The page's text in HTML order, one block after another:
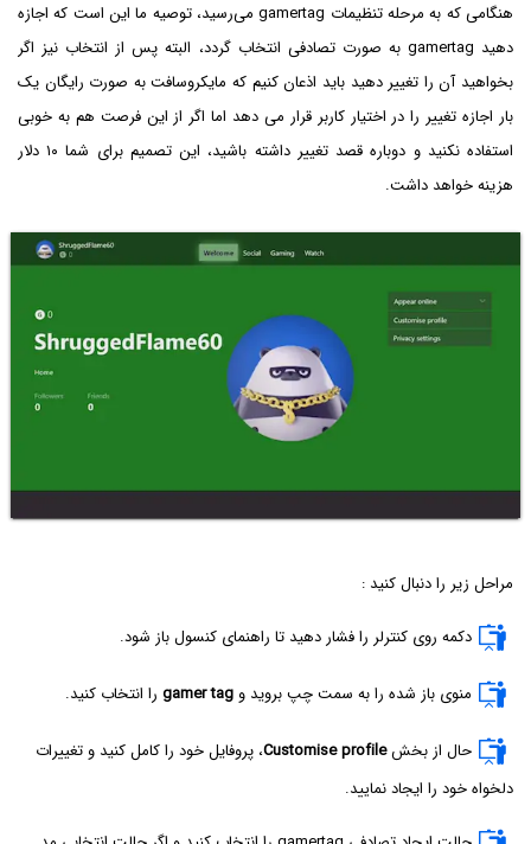
هنگامی که به مرحله تنظیمات gamertag می‌رسید، توصیه ما این است که اجازه
دهید gamertag به صورت تصادفی انتخاب گردد، البته پس از انتخاب نیز اگر
بخواهید آن را تغییر دهید باید اذعان کنیم که مایکروسافت به صورت رایگان یک
بار اجازه تغییر را در اختیار کاربر قرار می دهد اما اگر از این فرصت هم به خوبی
استفاده نکنید و دوباره قصد تغییر داشته باشید، این تصمیم برای شما ۱۰ دلار
هزینه خواهد داشت.
مراحل زیر را دنبال کنید :
دکمه روی کنترلر را فشار دهید تا راهنمای کنسول باز شود.
منوی باز شده را به سمت چپ بروید وgamer tag را انتخاب کنید.
حال از بخشCustomise profile، پروفایل خود را کامل کنید و تغییرات
دلخواه خود را ایجاد نمایید.